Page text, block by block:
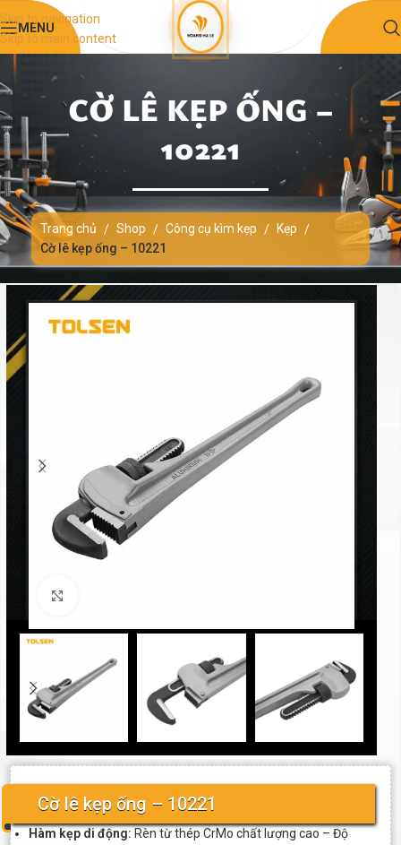
Skip to navigation
Skip to main content
MENU
CỜ LÊ KẸP ỐNG –
10221
Trang chủ / Shop / Công cụ kìm kẹp / Kẹp /
Cờ lê kẹp ống – 10221
Cờ lê kẹp ống – 10221
Hàm kẹp di động: Rèn từ thép CrMo chất lượng cao – Độ